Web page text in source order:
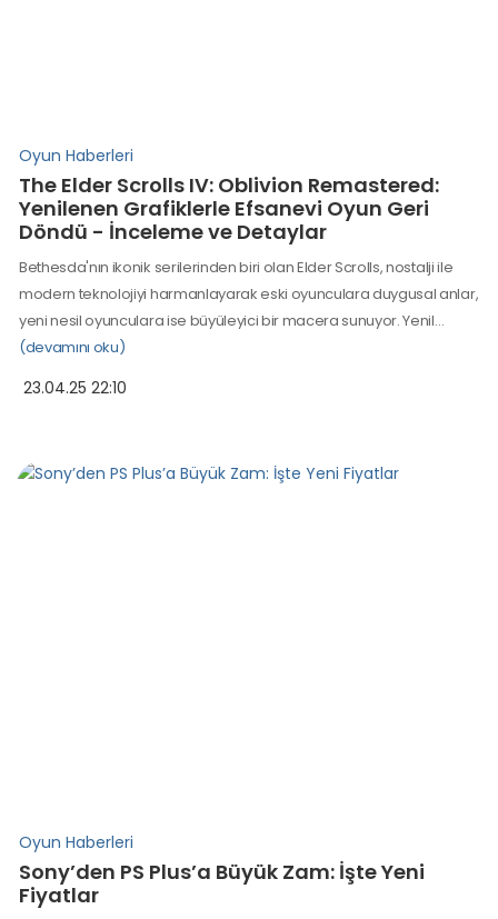
Oyun Haberleri
The Elder Scrolls IV: Oblivion Remastered:
Yenilenen Grafiklerle Efsanevi Oyun Geri
Döndü - İnceleme ve Detaylar
Bethesda'nın ikonik serilerinden biri olan Elder Scrolls, nostalji ile
modern teknolojiyi harmanlayarak eski oyunculara duygusal anlar,
yeni nesil oyunculara ise büyüleyici bir macera sunuyor. Yenil…
(devamını oku)
23.04.25 22:10
Oyun Haberleri
Sony’den PS Plus’a Büyük Zam: İşte Yeni
Fiyatlar